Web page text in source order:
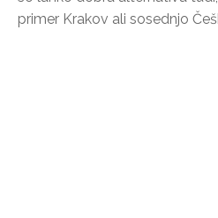
primer Krakov ali sosednjo